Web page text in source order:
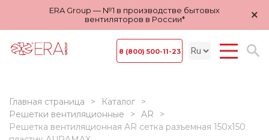
ERA Group — №1 в производстве бытовых
вентиляторов в России*
×
8 (800) 500-11-23
Главная страница
Каталог
Решетки вентиляционные
AR
Решетка вентиляционная AR сетка разъемная 150х150